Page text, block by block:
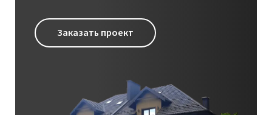
Заказать проект